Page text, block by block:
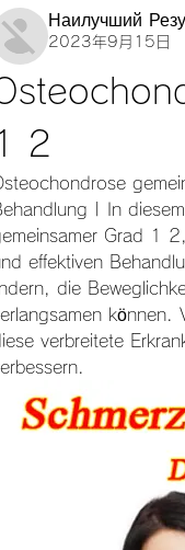
Наилучший
2023年9月15日
2
| In
Grad 1
effektiven
die
können.
verbreitete